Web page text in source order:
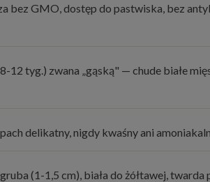
bez GMO, dostęp do pastwiska, bez
12 tyg.) zwana „gąską" — chude białe
delikatny, nigdy kwaśny ani
(1-1,5 cm), biała do żółtawej,